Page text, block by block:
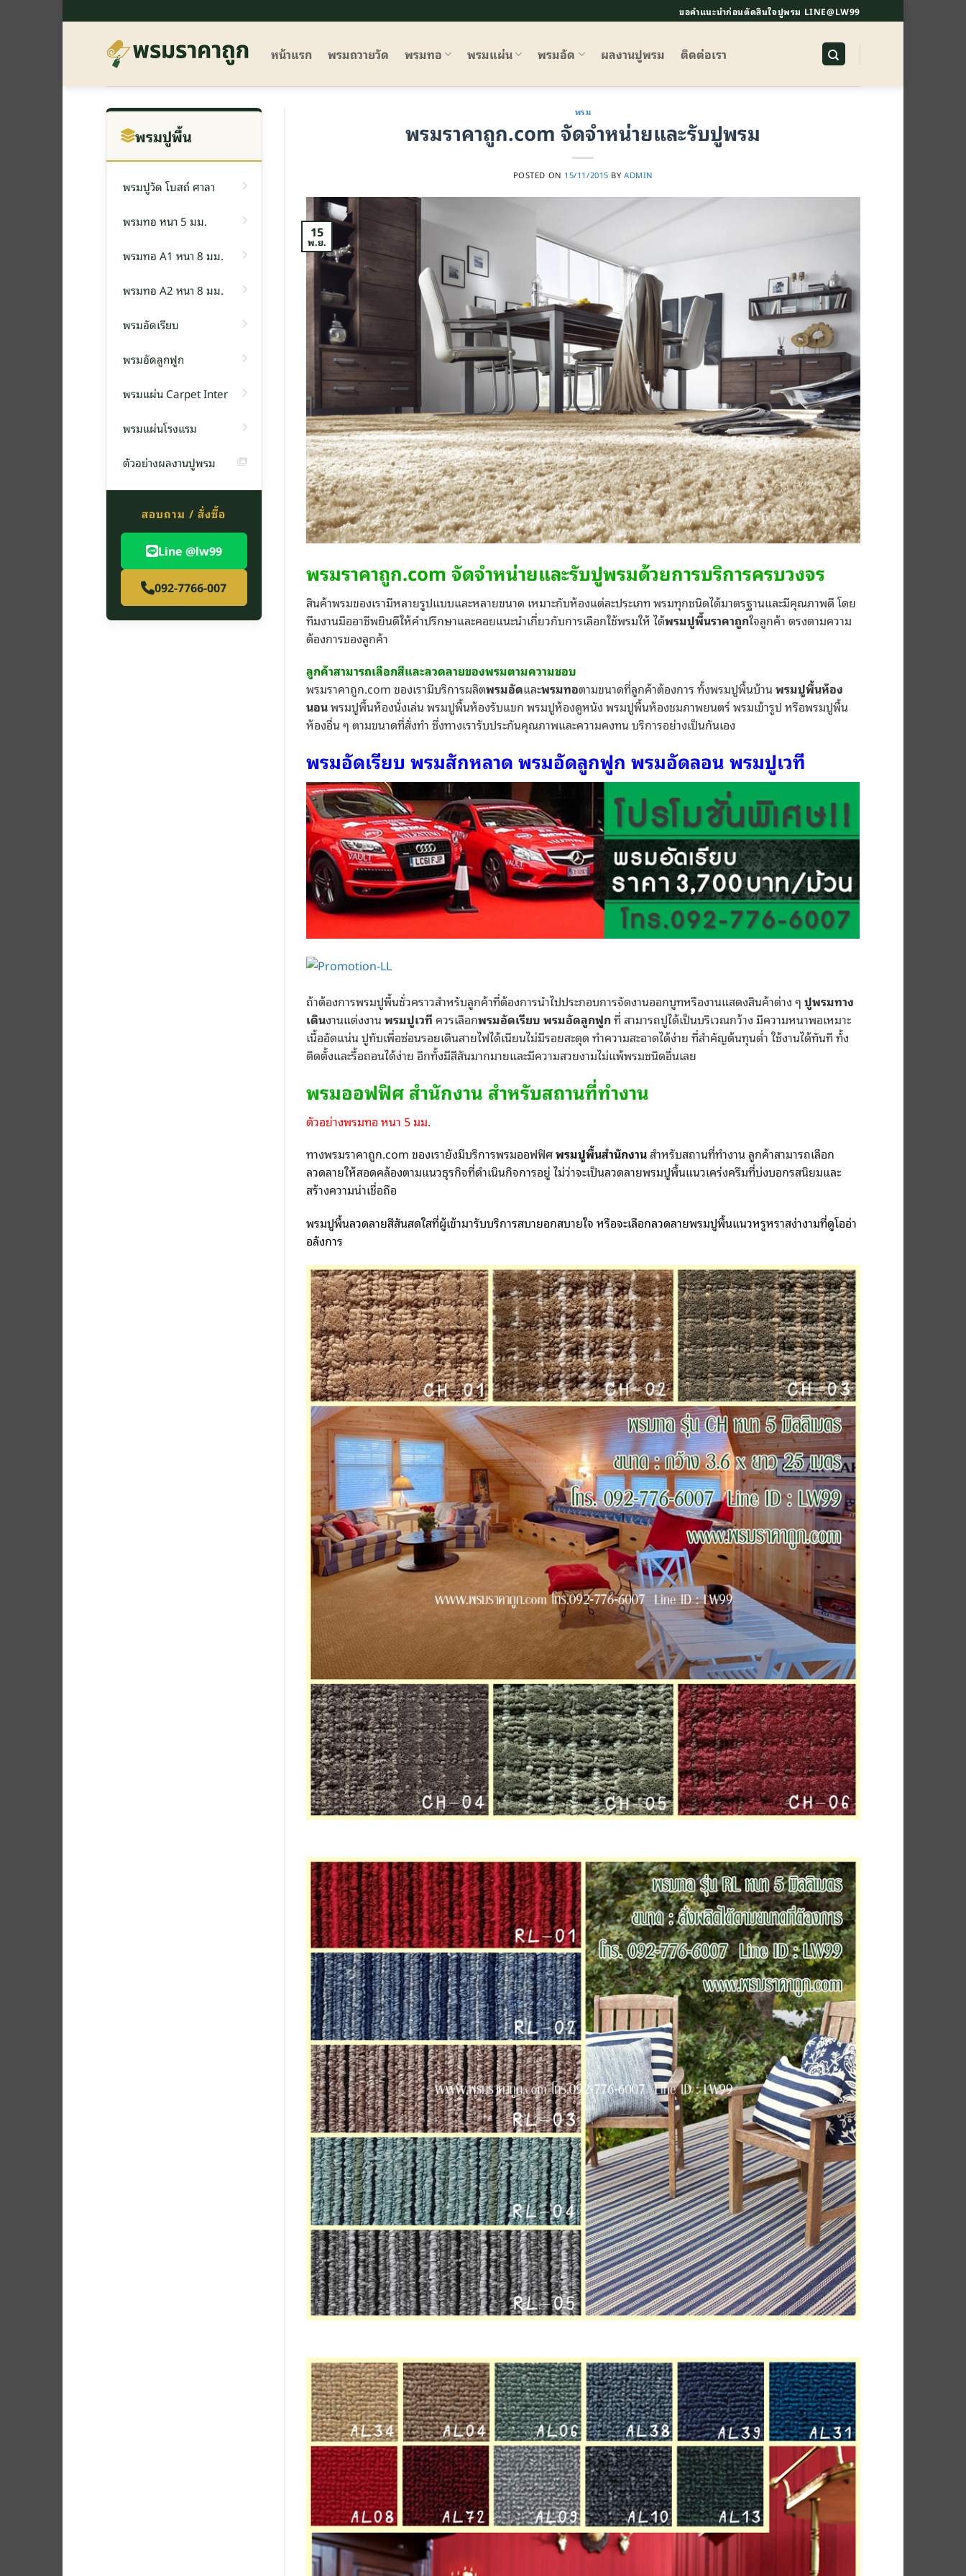
ไป
ขอคำแนะนำก่อนตัดสินใจปูพรม LINE@LW99
หน้าแรก พรมถวายวัด พรมทอ พรมแผ่น พรมอัด ผลงานปูพรม ติดต่อเรา
พรมปูพื้น
พรมปูวัด โบสถ์ ศาลา
พรมทอ หนา 5 มม.
พรมทอ A1 หนา 8 มม.
พรมทอ A2 หนา 8 มม.
พรมอัดเรียบ
พรมอัดลูกฟูก
พรมแผ่น Carpet Inter
พรมแผ่นโรงแรม
ตัวอย่างผลงานปูพรม
สอบถาม / สั่งซื้อ
Line @lw99
092-7766-007
พรม
พรมราคาถูก.com จัดจำหน่ายและรับปูพรม
POSTED ON 15/11/2015 BYADMIN
15
พ.ย.
พรมราคาถูก.com จัดจำหน่ายและรับปูพรมด้วยการบริการครบวงจร
สินค้าพรมของเรามีหลายรูปแบบและหลายขนาด เหมาะกับห้องแต่ละประเภท พรมทุกชนิดได้มาตรฐานและมีคุณภาพดี โดย
ทีมงานมืออาชีพยินดีให้คำปรึกษาและคอยแนะนำเกี่ยวกับการเลือกใช้พรมให้ ได้พรมปูพื้นราคาถูกใจลูกค้า ตรงตามความ
ต้องการของลูกค้า
ลูกค้าสามารถเลือกสีและลวดลายของพรมตามความชอบ
พรมราคาถูก.com ของเรามีบริการผลิตพรมอัดและพรมทอตามขนาดที่ลูกค้าต้องการ ทั้งพรมปูพื้นบ้านพรมปูพื้นห้อง
นอนพรมปูพื้นห้องนั่งเล่น พรมปูพื้นห้องรับแขก พรมปูห้องดูหนัง พรมปูพื้นห้องชมภาพยนตร์ พรมเข้ารูป หรือพรมปูพื้น
ห้องอื่น ๆ ตามขนาดที่สั่งทำ ซึ่งทางเรารับประกันคุณภาพและความคงทน บริการอย่างเป็นกันเอง
พรมอัดเรียบ พรมสักหลาด พรมอัดลูกฟูก พรมอัดลอนพรมปูเวที
ถ้าต้องการพรมปูพื้นชั่วคราวสำหรับลูกค้าที่ต้องการนำไปประกอบการจัดงานออกบูทหรืองานแสดงสินค้าต่าง ๆปูพรมทาง
เดินงานแต่งงานพรมปูเวที ควรเลือกพรมอัดเรียบ พรมอัดลูกฟูกที่ สามารถปูได้เป็นบริเวณกว้าง มีความหนาพอเหมาะ
เนื้ออัดแน่น ปูทับเพื่อซ่อนรอยเดินสายไฟได้เนียนไม่มีรอยสะดุด ทำความสะอาดได้ง่าย ที่สำคัญต้นทุนต่ำ ใช้งานได้ทันที ทั้ง
ติดตั้งและรื้อถอนได้ง่าย อีกทั้งมีสีสันมากมายและมีความสวยงามไม่แพ้พรมชนิดอื่นเลย
พรมออฟฟิศ สำนักงาน สำหรับสถานที่ทำงาน
ตัวอย่างพรมทอ หนา 5 มม.
ทางพรมราคาถูก.com ของเรายังมีบริการพรมออฟฟิศพรมปูพื้นสำนักงานสำหรับสถานที่ทำงาน ลูกค้าสามารถเลือก
ลวดลายให้สอดคล้องตามแนวธุรกิจที่ดำเนินกิจการอยู่ ไม่ว่าจะเป็นลวดลายพรมปูพื้นแนวเคร่งครึมที่บ่งบอกรสนิยมและ
สร้างความน่าเชื่อถือ
พรมปูพื้นลวดลายสีสันสดใสที่ผู้เข้ามารับบริการสบายอกสบายใจ หรือจะเลือกลวดลายพรมปูพื้นแนวหรูหราสง่างามที่ดูโออ่า
อลังการ